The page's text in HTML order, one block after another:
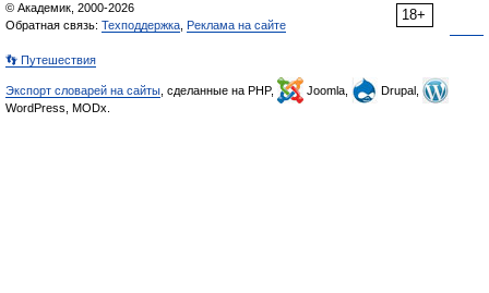
18+
© Академик, 2000-2026
Обратная связь: Техподдержка Реклама на сайте
👣 Путешествия
Экспорт словарей на сайты , сделанные на PHP, Joomla,
Drupal,
WordPress, MODx.